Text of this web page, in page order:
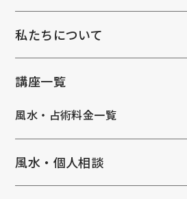
私たちについて
講座一覧
風水・占術料金一覧
風水・個人相談